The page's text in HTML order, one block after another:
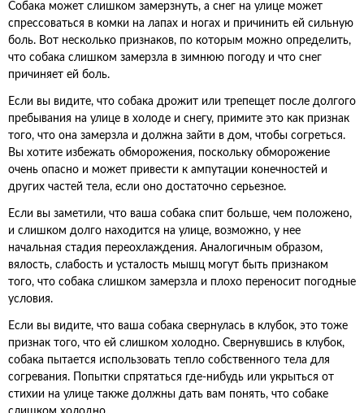
Собака может слишком замерзнуть, а снег на улице может
спрессоваться в комки на лапах и ногах и причинить ей сильную
боль. Вот несколько признаков, по которым можно определить,
что собака слишком замерзла в зимнюю погоду и что снег
причиняет ей боль.
Если вы видите, что собака дрожит или трепещет после долгого
пребывания на улице в холоде и снегу, примите это как признак
того, что она замерзла и должна зайти в дом, чтобы согреться.
Вы хотите избежать обморожения, поскольку обморожение
очень опасно и может привести к ампутации конечностей и
других частей тела, если оно достаточно серьезное.
Если вы заметили, что ваша собака спит больше, чем положено,
и слишком долго находится на улице, возможно, у нее
начальная стадия переохлаждения. Аналогичным образом,
вялость, слабость и усталость мышц могут быть признаком
того, что собака слишком замерзла и плохо переносит погодные
условия.
Если вы видите, что ваша собака свернулась в клубок, это тоже
признак того, что ей слишком холодно. Свернувшись в клубок,
собака пытается использовать тепло собственного тела для
согревания. Попытки спрятаться где-нибудь или укрыться от
стихии на улице также должны дать вам понять, что собаке